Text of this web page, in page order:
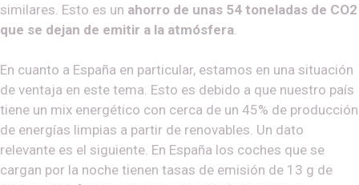
similares. Esto es un ahorro de unas 54 toneladas de CO2
que se dejan de emitir a la atmósfera
En cuanto a España en particular, estamos en una situación
de ventaja en este tema. Esto es debido a que nuestro país
tiene un mix energético con cerca de un 45% de producción
de energías limpias a partir de renovables. Un dato
relevante es el siguiente. En España los coches que se
cargan por la noche tienen tasas de emisión de 13 g de